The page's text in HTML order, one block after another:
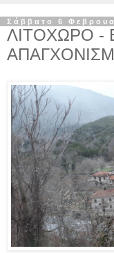
Σάββατο 6
ΛΙΤΟΧΩΡΟ -